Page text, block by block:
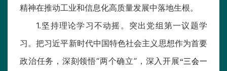
精神在推动工业和信息化高质量发展中落地生根。
1.坚持理论学习不动摇。突出党组第一议题学
习。把习近平新时代中国特色社会主义思想作为首要
政治任务，深刻领悟“两个确立”，深入开展“三会一